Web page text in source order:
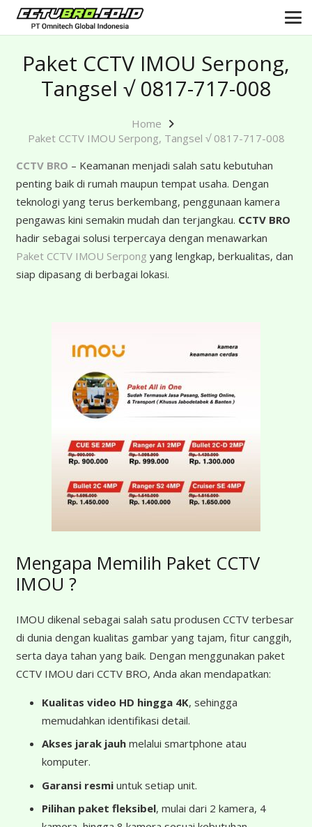
Paket CCTV IMOU Serpong,
Tangsel √ 0817-717-008
Home
Paket CCTV IMOU Serpong, Tangsel √ 0817-717-008
CCTV BRO – Keamanan menjadi salah satu kebutuhan
penting baik di rumah maupun tempat usaha. Dengan
teknologi yang terus berkembang, penggunaan kamera
pengawas kini semakin mudah dan terjangkau. CCTV BRO
hadir sebagai solusi terpercaya dengan menawarkan
Paket CCTV IMOU Serpong yang lengkap, berkualitas, dan
siap dipasang di berbagai lokasi.
Mengapa Memilih Paket CCTV
IMOU ?
IMOU dikenal sebagai salah satu produsen CCTV terbesar
di dunia dengan kualitas gambar yang tajam, fitur canggih,
serta daya tahan yang baik. Dengan menggunakan paket
CCTV IMOU dari CCTV BRO, Anda akan mendapatkan:
Kualitas video HD hingga 4K, sehingga
memudahkan identifikasi detail.
Akses jarak jauh melalui smartphone atau
komputer.
Garansi resmi untuk setiap unit.
Pilihan paket fleksibel, mulai dari 2 kamera, 4